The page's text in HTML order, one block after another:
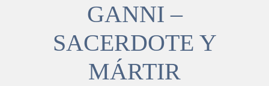
GANNI –
SACERDOTE Y
MÁRTIR